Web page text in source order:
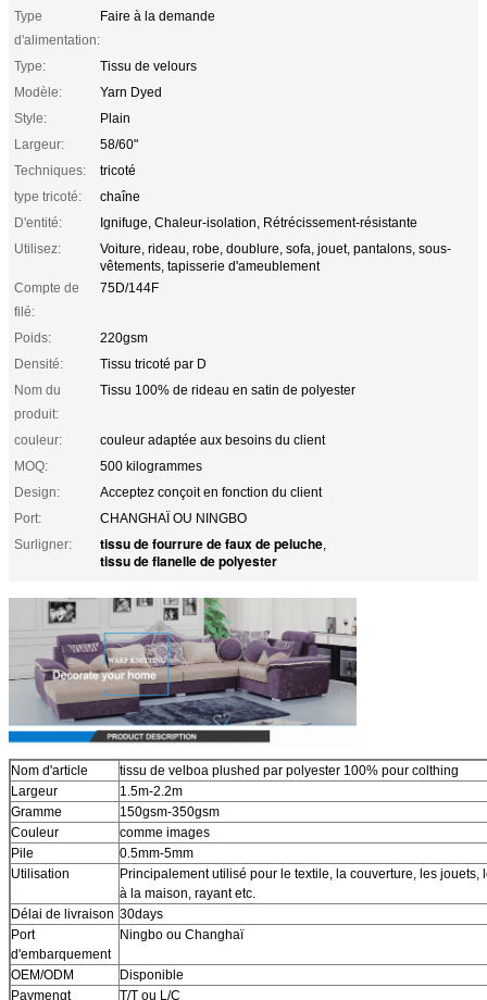
Type
d'alimentation:
Faire à la demande
Type:
Tissu de velours
Modèle:
Yarn Dyed
Style:
Plain
Largeur:
58/60"
Techniques:
tricoté
type tricoté:
chaîne
D'entité:
Ignifuge, Chaleur-isolation, Rétrécissement-résistante
Utilisez:
Voiture, rideau, robe, doublure, sofa, jouet, pantalons, sous-
vêtements, tapisserie d'ameublement
Compte de
filé:
75D/144F
Poids:
220gsm
Densité:
Tissu tricoté par D
Nom du
produit:
Tissu 100% de rideau en satin de polyester
couleur:
couleur adaptée aux besoins du client
MOQ:
500 kilogrammes
Design:
Acceptez conçoit en fonction du client
Port:
CHANGHAÏ OU NINGBO
Surligner:
tissu de fourrure de faux de peluche,
tissu de flanelle de polyester
Nom d'article
tissu de velboa plushed par polyester 100% pour colthing
Largeur
1.5m-2.2m
Gramme
150gsm-350gsm
Couleur
comme images
Pile
0.5mm-5mm
Utilisation
Principalement utilisé pour le textile, la couverture, les jouets,
à la maison, rayant etc.
Délai de livraison 30days
Port
d'embarquement
Ningbo ou Changhaï
OEM/ODM
Disponible
Paymengt
T/T ou L/C